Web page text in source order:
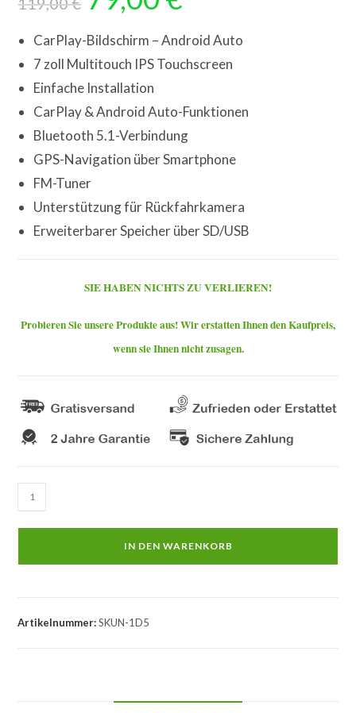
basierend
Kundenbewe
war:
ist:
CarPlay-Bildschirm – Android Auto
7 zoll Multitouch IPS Touchscreen
Einfache Installation
CarPlay & Android Auto-Funktionen
Bluetooth 5.1-Verbindung
GPS-Navigation über Smartphone
FM-Tuner
Unterstützung für Rückfahrkamera
Erweiterbarer Speicher über SD/USB
SIE HABEN NICHTS ZU VERLIEREN!
Probieren Sie unsere Produkte aus! Wir erstatten Ihnen den Kaufpreis,
wenn sie Ihnen nicht zusagen.
zoll
bildschirm
Menge
IN DEN WARENKORB
Artikelnummer:SKUN-1D5